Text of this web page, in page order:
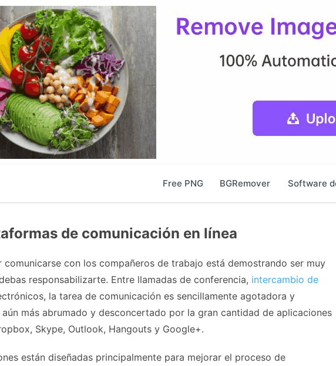
Free PNG BGRemover Software
de comunicación en línea
con los compañeros de trabajo está demostrando ser muy
responsabilizarte. Entre llamadas de conferencia, intercambio de
la tarea de comunicación es sencillamente agotadora y
más abrumado y desconcertado por la gran cantidad de aplicaciones
Skype, Outlook, Hangouts y Google+.
están diseñadas principalmente para mejorar el proceso de